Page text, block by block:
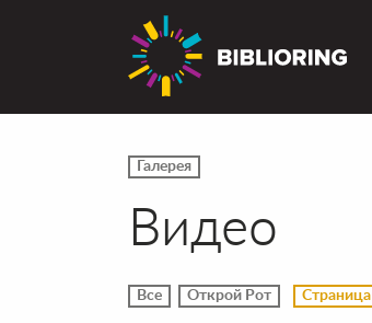
Галерея
Видео
Все Открой Рот Страница